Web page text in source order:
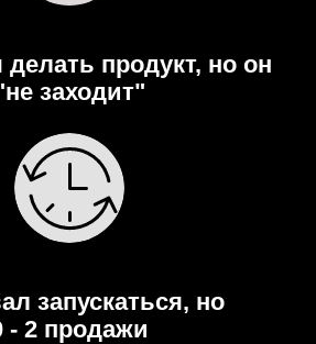
продукт, но он
заходит"
запускаться, но
- 2 продажи